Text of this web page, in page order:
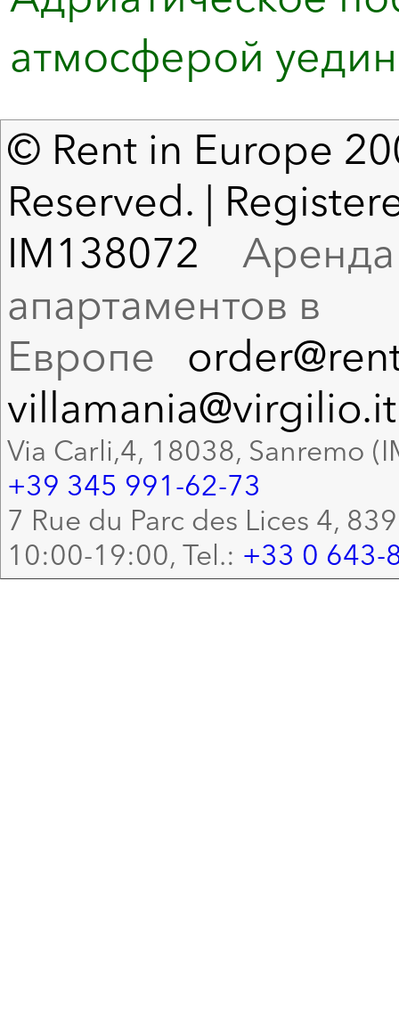
атмосферой
© Rent in Europe
Reserved. |
IM138072 Аренда
апартаментов в
Европе
villamania@virgilio.it
Via Carli,4, 18038, Sanremo
+39 345 991-62-73
7 Rue du Parc des Lices 4,
10:00-19:00, Tel.: +33 0 643-